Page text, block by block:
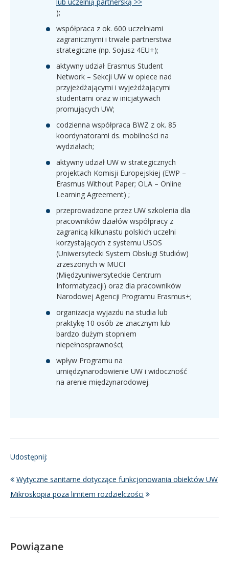
);
współpraca z ok. 600 uczelniami
zagranicznymi i trwałe partnerstwa
strategiczne (np. Sojusz 4EU+);
aktywny udział Erasmus Student
Network – Sekcji UW w opiece nad
przyjeżdżającymi i wyjeżdżającymi
studentami oraz w inicjatywach
promujących UW;
codzienna współpraca BWZ z ok. 85
koordynatorami ds. mobilności na
wydziałach;
aktywny udział UW w strategicznych
projektach Komisji Europejskiej (EWP –
Erasmus Without Paper; OLA – Online
Learning Agreement) ;
przeprowadzone przez UW szkolenia dla
pracowników działów współpracy z
zagranicą kilkunastu polskich uczelni
korzystających z systemu USOS
(Uniwersytecki System Obsługi Studiów)
zrzeszonych w MUCI
(Międzyuniwersyteckie Centrum
Informatyzacji) oraz dla pracowników
Narodowej Agencji Programu Erasmus+;
organizacja wyjazdu na studia lub
praktykę 10 osób ze znacznym lub
bardzo dużym stopniem
niepełnosprawności;
wpływ Programu na
umiędzynarodowienie UW i widoczność
na arenie międzynarodowej.
Udostępnij:
Wytyczne sanitarne dotyczące funkcjonowania obiektów UW
Mikroskopia poza limitem rozdzielczości
Powiązane